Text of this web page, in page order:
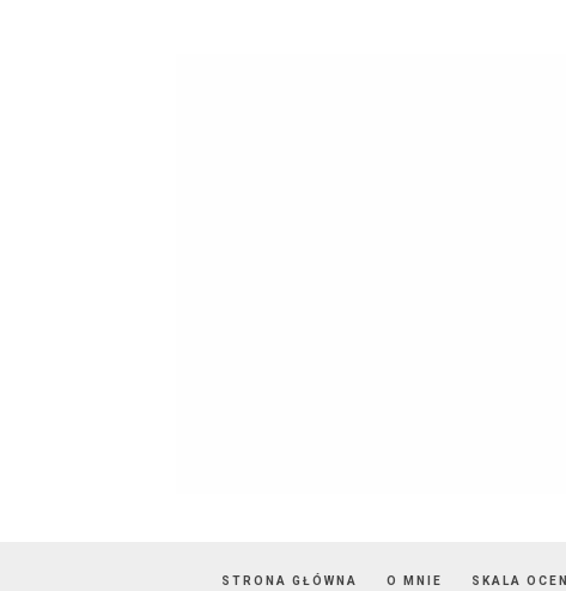
STRONA GŁÓWNA O MNIE SKALA OCEN